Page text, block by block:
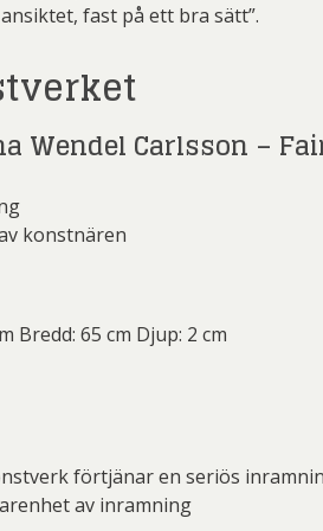
Ulf
fast på ett bra sätt”.
Wendel Carlsson –
konstnären
Bredd: 65 cm Djup: 2 cm
förtjänar en seriös
av inramning